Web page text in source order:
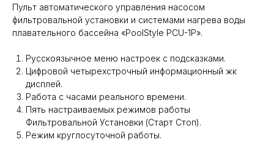
Пульт автоматического управления насосом
фильтровальной установки и системами нагрева воды
плавательного бассейна «PoolStyle PCU-1P».
Русскоязычное меню настроек с подсказками.
Цифровой четырехстрочный информационный жк
дисплей.
Работа с часами реального времени.
Пять настраиваемых режимов работы
Фильтровальной Установки (Старт Стоп).
Режим круглосуточной работы.